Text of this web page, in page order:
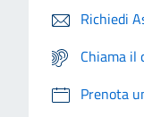
Richiedi
Chiama il
Prenota